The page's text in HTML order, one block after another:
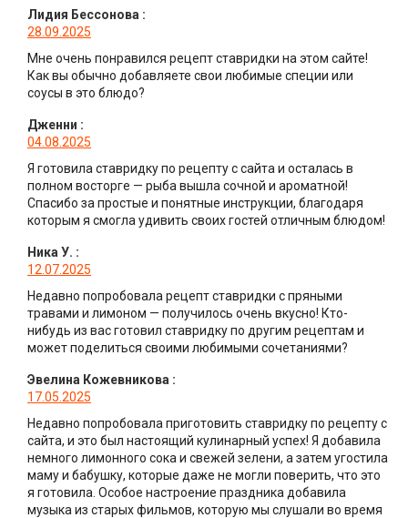
Лидия Бессонова :
28.09.2025
Мне очень понравился рецепт ставридки на этом сайте!
Как вы обычно добавляете свои любимые специи или
соусы в это блюдо?
Дженни :
04.08.2025
Я готовила ставридку по рецепту с сайта и осталась в
полном восторге — рыба вышла сочной и ароматной!
Спасибо за простые и понятные инструкции, благодаря
которым я смогла удивить своих гостей отличным блюдом!
Ника У. :
12.07.2025
Недавно попробовала рецепт ставридки с пряными
травами и лимоном — получилось очень вкусно! Кто-
нибудь из вас готовил ставридку по другим рецептам и
может поделиться своими любимыми сочетаниями?
Эвелина Кожевникова :
17.05.2025
Недавно попробовала приготовить ставридку по рецепту с
сайта, и это был настоящий кулинарный успех! Я добавила
немного лимонного сока и свежей зелени, а затем угостила
маму и бабушку, которые даже не могли поверить, что это
я готовила. Особое настроение праздника добавила
музыка из старых фильмов, которую мы слушали во время